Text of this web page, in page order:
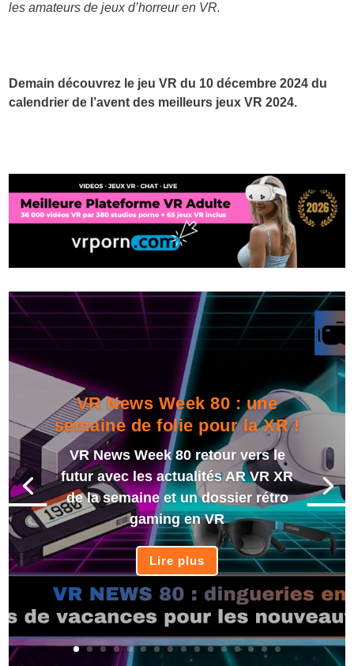
les amateurs de jeux d’horreur en VR.
Demain découvrez le jeu VR du 10 décembre 2024 du
calendrier de l’avent des meilleurs jeux VR 2024.
VR News Week 80 : une
semaine de folie pour la XR !
VR News Week 80 retour vers le
futur avec les actualités AR VR XR
de la semaine et un dossier rétro
gaming en VR
Lire plus